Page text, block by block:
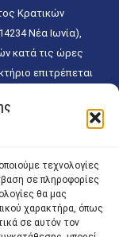
τεχνολογίες
σε πληροφορίες
θα μας
χαρακτήρα, όπως
σε αυτόν τον
Κρατικών
Νέα Ιωνία),
κατά τις ώρες
επιτρέπεται
ή άλλο
του
βάσει των
συνωστισμού
αναμονής του
κατόπιν